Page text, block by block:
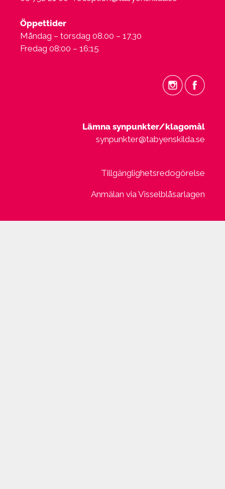
Öppettider
Måndag – torsdag 08.00 – 17.30
Fredag 08:00 – 16:15
Lämna synpunkter/klagomål
synpunkter@tabyenskilda.se
Tillgänglighetsredogörelse
Anmälan via Visselblåsarlagen